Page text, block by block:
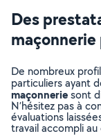
Des
De nombreux
particuliers ayant
maçonneriesont
N’hésitez pas à
évaluations
travail accompli